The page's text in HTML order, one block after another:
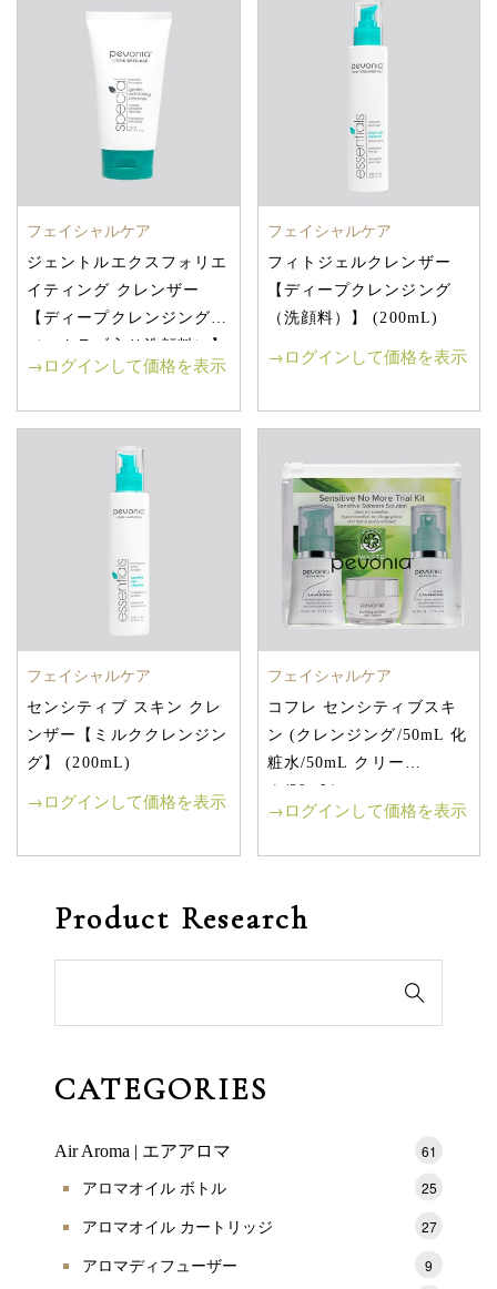
フェイシャルケア
ジェントルエクスフォリエ
イティング クレンザー
【ディープクレンジング
（スクラブ入り洗顔料）】
(150mL)
→ログインして価格を表示
フェイシャルケア
フィトジェルクレンザー
【ディープクレンジング
（洗顔料）】 (200mL)
→ログインして価格を表示
フェイシャルケア
センシティブ スキン クレ
ンザー【ミルククレンジン
グ】 (200mL)
→ログインして価格を表示
フェイシャルケア
コフレ センシティブスキ
ン (クレンジング/50mL 化
粧水/50mL クリー
ム/20mL)
→ログインして価格を表示
Product Research

CATEGORIES
Air Aroma | エアアロマ 61
アロマオイル ボトル 25
アロマオイル カートリッジ 27
アロマディフューザー 9